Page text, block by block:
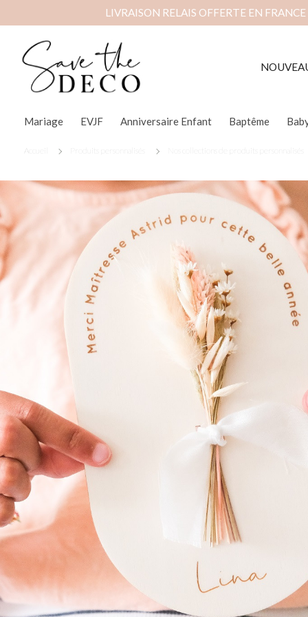
LIVRAISON RELAIS OFFERTE EN
Mariage EVJF Anniversaire Enfant Baptême
Accueil Produits personnalisés Nos collections de produits personnalisés